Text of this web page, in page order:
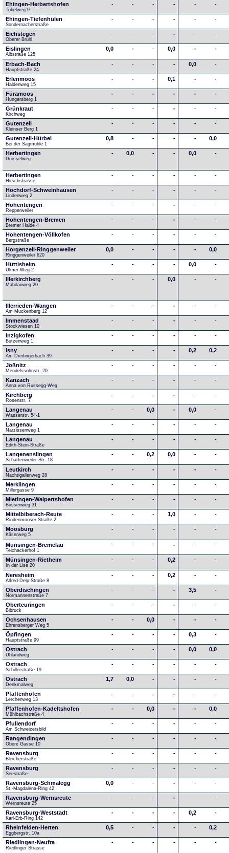
Ehingen-Herbertshofen
Tobelweg 9
- - - - - -
Ehingen-Tiefenhülen
Sondernacherstraße
- - - - - -
Eichstegen
Oberer Brühl
- - - - - -
Eislingen
Albstraße 125
0,0 - - 0,0 - -
Erbach-Bach
Hauptstraße 24
- - - - 0,0 -
Erlenmoos
Haldenweg 15
- - - 0,1 - -
Füramoos
Hungersberg 1
- - - - - -
Grünkraut
Kirchweg
- - - - - -
Gutenzell
Kleinser Berg 1
- - - - - -
Gutenzell-Hürbel
Bei der Sägmühle 1
0,8 - - - - 0,0
Herbertingen
Drosselweg
- 0,0 - - 0,0 -
Herbertingen
Hirschstrasse
- - - - - -
Hochdorf-Schweinhausen
Lindenweg 2
- - - - - -
Hohentengen
Repperweiler
- - - - - -
Hohentengen-Bremen
Bremer Halde 4
- - - - - -
Hohentengen-Völlkofen
Bergstraße
- - - - - -
Horgenzell-Ringgenweiler
Ringgenweiler 620
0,0 - - - - 0,0
Hüttisheim
Ulmer Weg 2
- - - - 0,0 -
Illerkirchberg
Mahdauweg 20
- - - 0,0 - -
Illerrieden-Wangen
Am Muckenberg 12
- - - - - -
Immenstaad
Stockwiesen 10
- - - - - -
Inzigkofen
Butzenweg 1
- - - - - -
Isny
Am Dreifingerbach 39
- - - - 0,2 0,2
Jößnitz
Mendelssohnstr. 20
- - - - - -
Kanzach
Anna von Russegg-Weg
- - - - - -
Kirchberg
Rosenstr. 7
- - - - - -
Langenau
Wasserstr. 54-1
- - 0,0 - 0,0 -
Langenau
Narzissenweg 1
- - - - - -
Langenau
Edith-Stein-Straße
- - - - - -
Langenenslingen
Schattenweiler Str. 18
- - 0,2 0,0 - -
Leutkirch
Nachtigallenweg 28
- - - - - -
Merklingen
Millergasse 9
- - - - - -
Mietingen-Walpertshofen
Bussenweg 31
- - - - - -
Mittelbiberach-Reute
Rindenmooser Straße 2
- - - 1,0 - -
Moosburg
Käserweg 5
- - - - - -
Münsingen-Bremelau
Teichackerhof 1
- - - - - -
Münsingen-Rietheim
In der Lise 20
- - - 0,2 - -
Neresheim
Alfred-Delp-Straße 8
- - - 0,2 - -
Oberdischingen
Normannenstraße 7
- - - - 3,5 -
Oberteuringen
Bibruck
- - - - - -
Ochsenhausen
Ehrensberger Weg 5
- - 0,0 - - -
Öpfingen
Hauptstraße 99
- - - - 0,3 -
Ostrach
Uhlandweg
- - - - 0,0 0,0
Ostrach
Schillerstraße 19
- - - - - -
Ostrach
Denkmalweg
1,7 0,0 - - - -
Pfaffenhofen
Lerchenweg 13
- - - - - -
Pfaffenhofen-Kadeltshofen
Mühlbachstraße 4
- - 0,0 - - 0,0
Pfullendorf
Am Schweizersbild
- - - - - -
Rangendingen
Obere Gasse 10
- - - - - -
Ravensburg
Bleicherstraße
- - - - - -
Ravensburg
Seestraße
- - - - - -
Ravensburg-Schmalegg
St.-Magdalena-Ring 42
0,0 - - - - -
Ravensburg-Wernsreute
Wernsreute 25
- - - - - -
Ravensburg-Weststadt
Karl-Erb-Ring 142
- - - - 0,2 -
Rheinfelden-Herten
Eggbergstr. 10a
0,5 - - - - 0,2
Riedlingen-Neufra
Riedlinger Strasse
- - - - - -